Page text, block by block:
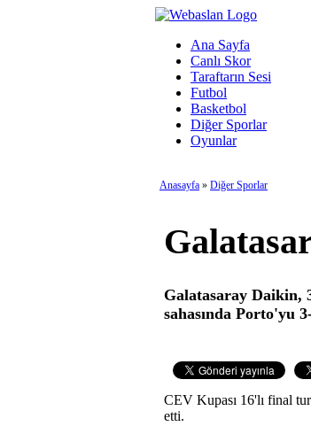
Ana Sayfa
Canlı Skor
Taraftarın Sesi
Futbol
Basketbol
Diğer Sporlar
Oyunlar
Anasayfa » Diğer Sporlar
Galatasaray Daikin,
sahasında Porto'yu
CEV Kupası 16'lı final
etti.